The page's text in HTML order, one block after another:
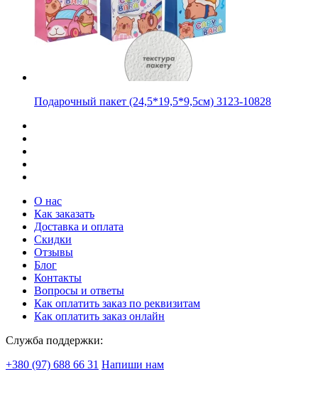
Подарочный пакет (24,5*19,5*9,5см) 3123-10828
О нас
Как заказать
Доставка и оплата
Скидки
Отзывы
Блог
Контакты
Вопросы и ответы
Как оплатить заказ по реквизитам
Как оплатить заказ онлайн
Служба поддержки:
+380 (97) 688 66 31 Напиши нам